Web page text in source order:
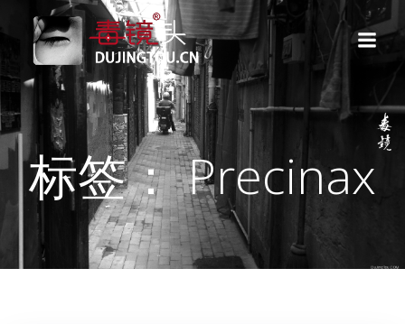
转
到
内
容
标签： Precinax